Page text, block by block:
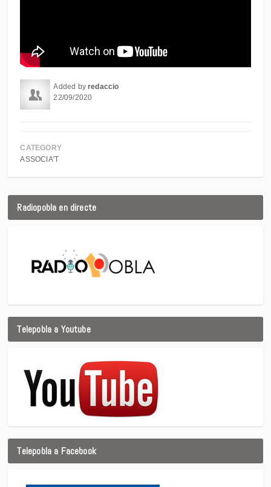
Added byredaccio
22/09/2020
CATEGORY
ASSOCIA'T
Radiopobla en directe
Telepobla a Youtube
Telepobla a Facebook